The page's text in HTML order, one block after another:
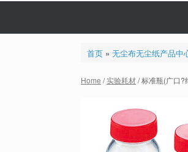
首页» 无尘布无尘纸产品中
Home /实验耗材/ 标准瓶(广口